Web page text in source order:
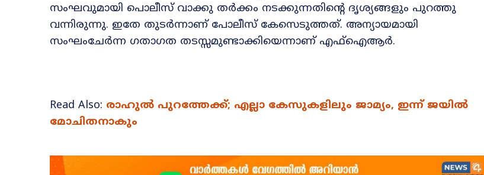
സംഘവുമായി പൊലീസ് വാക്കു തർക്കം നടക്കുന്നതിന്റെ ദൃശ്യങ്ങളും പുറത്തു
വന്നിരുന്നു. ഇതേ തുടർന്നാണ് പോലീസ് കേസെടുത്തത്. അന്യായമായി
സംഘംചേർന്ന ഗതാഗത തടസ്സമുണ്ടാക്കിയെന്നാണ് എഫ്ഐആർ.
Read Also: രാഹുൽ പുറത്തേക്ക്; എല്ലാ കേസുകളിലും ജാമ്യം, ഇന്ന് ജയിൽ
മോചിതനാകും